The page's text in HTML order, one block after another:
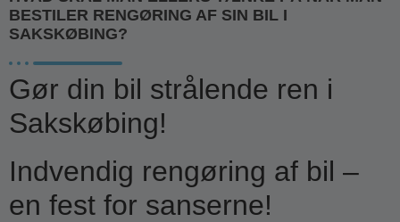
BESTILER RENGØRING AF SIN BIL I
SAKSKØBING?
Gør din bil strålende ren i
Sakskøbing!
Indvendig rengøring af bil –
en fest for sanserne!